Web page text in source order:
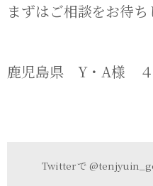
まずはご相談をお待ち
鹿児島県 Y・A様
Twitter で